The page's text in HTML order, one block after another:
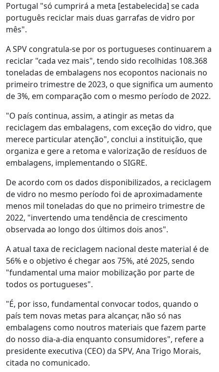
Portugal "só cumprirá a meta [estabelecida] se cada
português reciclar mais duas garrafas de vidro por
mês".
A SPV congratula-se por os portugueses continuarem a
reciclar "cada vez mais", tendo sido recolhidas 108.368
toneladas de embalagens nos ecopontos nacionais no
primeiro trimestre de 2023, o que significa um aumento
de 3%, em comparação com o mesmo período de 2022.
"O país continua, assim, a atingir as metas da
reciclagem das embalagens, com exceção do vidro, que
merece particular atenção", conclui a instituição, que
organiza e gere a retoma e valorização de resíduos de
embalagens, implementando o SIGRE.
De acordo com os dados disponibilizados, a reciclagem
de vidro no mesmo período foi de aproximadamente
menos mil toneladas do que no primeiro trimestre de
2022, "invertendo uma tendência de crescimento
observada ao longo dos últimos dois anos".
A atual taxa de reciclagem nacional deste material é de
56% e o objetivo é chegar aos 75%, até 2025, sendo
"fundamental uma maior mobilização por parte de
todos os portugueses".
"É, por isso, fundamental convocar todos, quando o
país tem novas metas para alcançar, não só nas
embalagens como noutros materiais que fazem parte
do nosso dia-a-dia enquanto consumidores", refere a
presidente executiva (CEO) da SPV, Ana Trigo Morais,
citada no comunicado.